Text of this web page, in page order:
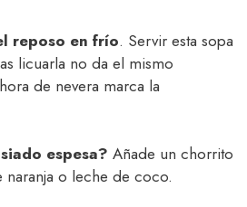
reposo en frío. Servir esta sopa
licuarla no da el mismo
de nevera marca la
espesa? Añade un chorrito
naranja o leche de coco.